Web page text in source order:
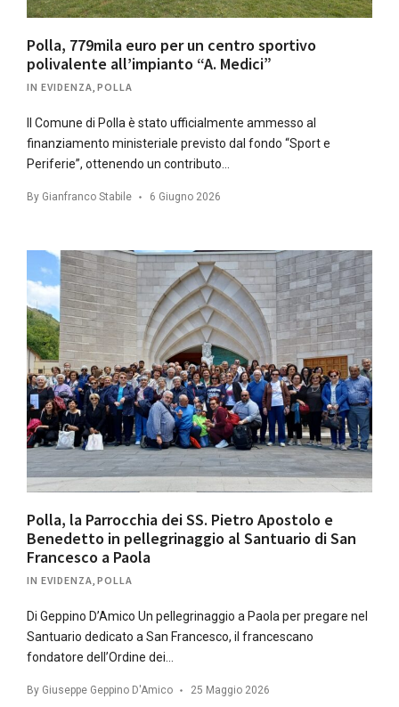
Polla, 779mila euro per un centro sportivo
polivalente all’impianto “A. Medici”
IN EVIDENZA, POLLA
Il Comune di Polla è stato ufficialmente ammesso al
finanziamento ministeriale previsto dal fondo “Sport e
Periferie”, ottenendo un contributo…
By Gianfranco Stabile 6 Giugno 2026
Polla, la Parrocchia dei SS. Pietro Apostolo e
Benedetto in pellegrinaggio al Santuario di San
Francesco a Paola
IN EVIDENZA POLLA
Di Geppino D’Amico Un pellegrinaggio a Paola per pregare nel
Santuario dedicato a San Francesco, il francescano
fondatore dell’Ordine dei…
By Giuseppe Geppino D'Amico 25 Maggio 2026